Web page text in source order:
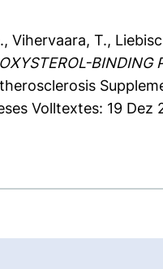
, Vihervaara, T.,
BINDING
Volltextes: 19 Dez